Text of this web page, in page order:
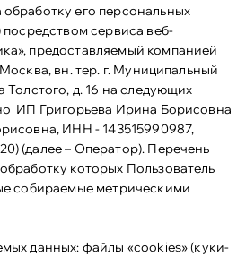
его персональных
сервиса веб-
предоставляемый компанией
вн. тер. г. Муниципальный
д. 16 на следующих
ИП Григорьева Ирина Борисовна
ИНН - 143515990987,
(далее – Оператор). Перечень
которых Пользователь
собираемые метрическими
данных: файлы «cookies» (куки-